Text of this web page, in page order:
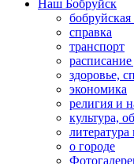
Наш Бобруйск
справка
транспорт
здоровье,
экономика
религия и
культура,
литература
о городе